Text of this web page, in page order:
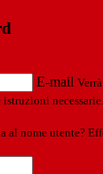
E-mail
necessarie.
al nome utente?